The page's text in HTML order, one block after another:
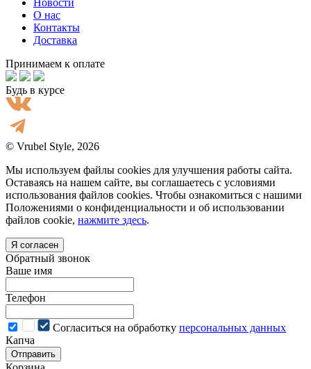
О нас
Контакты
Доставка
Принимаем к оплате
Будь в курсе
© Vrubel Style, 2026
Мы используем файлы cookies для улучшения работы сайта.
Оставаясь на нашем сайте, вы соглашаетесь с условиями
использования файлов cookies. Чтобы ознакомиться с нашими
Положениями о конфиденциальности и об использовании
файлов cookie, нажмите здесь.
Я согласен
Обратный звонок
Ваше имя
Телефон
Cогласиться на обработку персональных данных
Капча
Отправить